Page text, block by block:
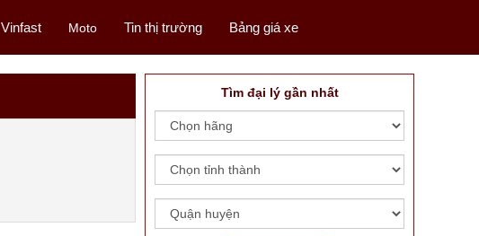
Vinfast Moto Tin thị trường Bảng giá xe
Tìm đại lý gần nhất